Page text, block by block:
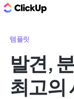
템플릿
발견,
최고의